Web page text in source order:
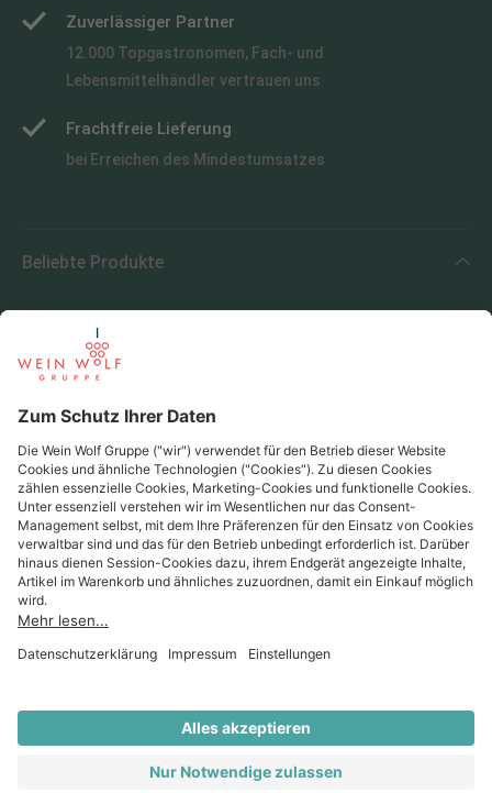
Zuverlässiger Partner
12.000 Topgastronomen, Fach- und
Lebensmittelhändler vertrauen uns
Frachtfreie Lieferung
bei Erreichen des Mindestumsatzes
Beliebte Produkte
Beliebte Regionen
Beliebte Produzenten
Wein Wolf
Wein Wolf GmbH